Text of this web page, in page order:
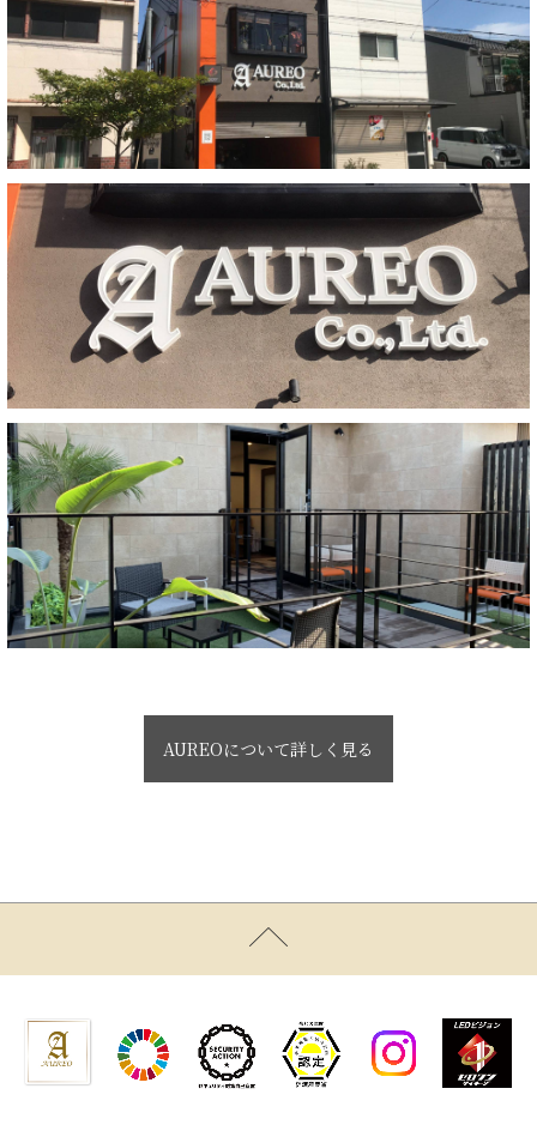
AUREOについて詳しく見る